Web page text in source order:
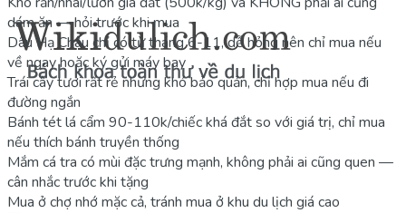
dám ăn — hỏi trước khi mua
Dâu Hạ Châu chỉ có từ tháng 6-11, dễ hỏng nên chỉ mua nếu
về ngay hoặc ký gửi máy bay
Trái cây tươi rất rẻ nhưng khó bảo quản, chỉ hợp mua nếu đi
đường ngắn
Bánh tét lá cẩm 90-110k/chiếc khá đắt so với giá trị, chỉ mua
nếu thích bánh truyền thống
Mắm cá tra có mùi đặc trưng mạnh, không phải ai cũng quen —
cân nhắc trước khi tặng
Mua ở chợ nhớ mặc cả, tránh mua ở khu du lịch giá cao